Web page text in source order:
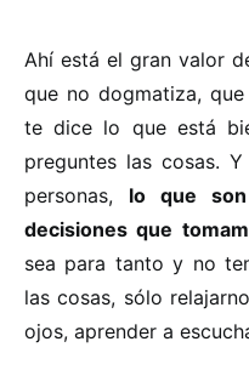
Ahí está el gran valor
que no dogmatiza,
te dice lo que está
preguntes las cosas.
personas, lo que
decisiones que
sea para tanto y no
las cosas, sólo
ojos, aprender a